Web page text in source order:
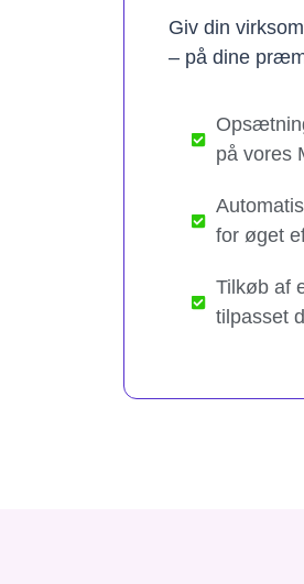
Giv din
– på dine
på vores
for øget
Tilkøb af
tilpasset